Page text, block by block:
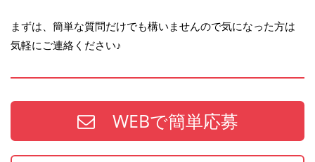
まずは、簡単な質問だけでも構いませんので気になった方は
気軽にご連絡ください♪
WEBで簡単応募